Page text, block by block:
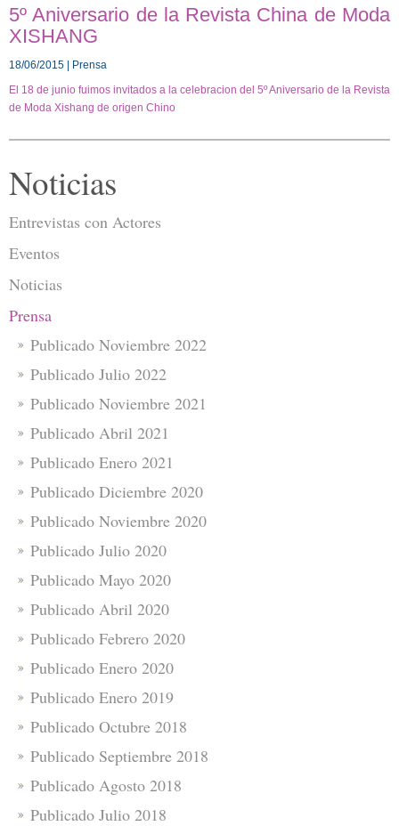
5º Aniversario de la Revista China de Moda
XISHANG
18/06/2015 | Prensa
El 18 de junio fuimos invitados a la celebracion del 5º Aniversario de la Revista
de Moda Xishang de origen Chino
Noticias
Entrevistas con Actores
Eventos
Noticias
Prensa
Publicado Noviembre 2022
Publicado Julio 2022
Publicado Noviembre 2021
Publicado Abril 2021
Publicado Enero 2021
Publicado Diciembre 2020
Publicado Noviembre 2020
Publicado Julio 2020
Publicado Mayo 2020
Publicado Abril 2020
Publicado Febrero 2020
Publicado Enero 2020
Publicado Enero 2019
Publicado Octubre 2018
Publicado Septiembre 2018
Publicado Agosto 2018
Publicado Julio 2018